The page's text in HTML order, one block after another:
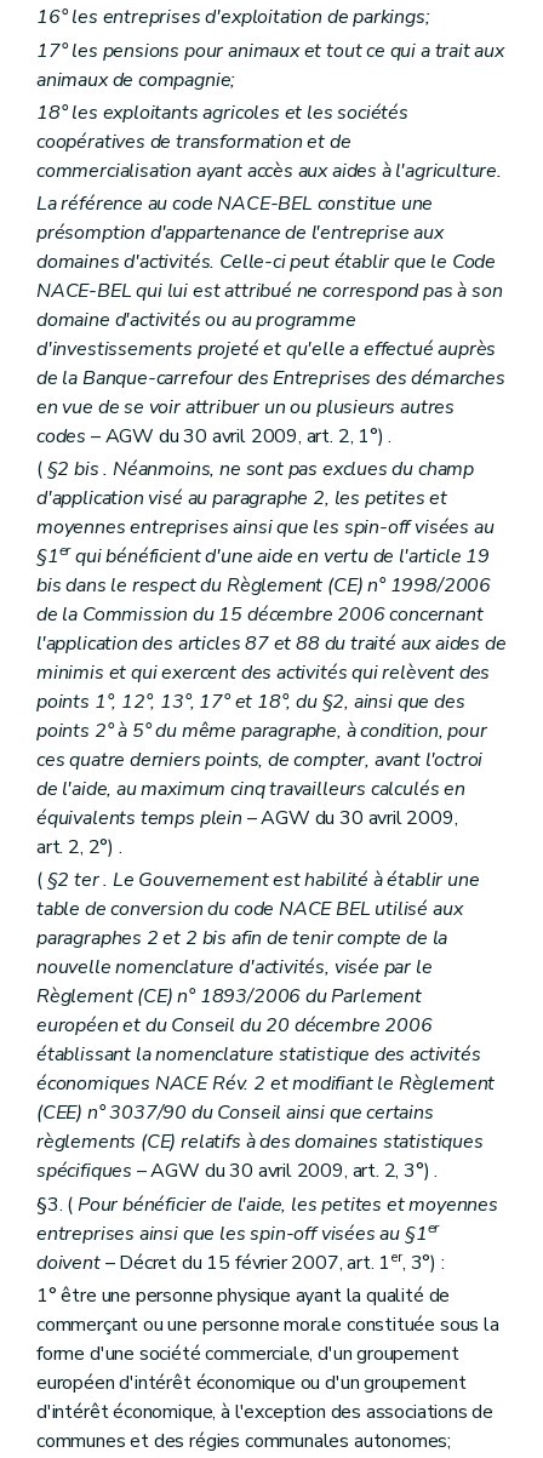
16° les entreprises d'exploitation de parkings;
17° les pensions pour animaux et tout ce qui a trait aux
animaux de compagnie;
18° les exploitants agricoles et les sociétés
coopératives de transformation et de
commercialisation ayant accès aux aides à l'agriculture.
La référence au code NACE-BEL constitue une
présomption d'appartenance de l'entreprise aux
domaines d'activités. Celle-ci peut établir que le Code
NACE-BEL qui lui est attribué ne correspond pas à son
domaine d'activités ou au programme
d'investissements projeté et qu'elle a effectué auprès
de la Banque-carrefour des Entreprises des démarches
en vue de se voir attribuer un ou plusieurs autres
codes – AGW du 30 avril 2009, art. 2, 1°) .
( §2bis. Néanmoins, ne sont pas exclues du champ
d'application visé au paragraphe 2, les petites et
moyennes entreprises ainsi que les spin-off visées au
§1erqui bénéficient d'une aide en vertu de l'article 19
bisdans le respect du Règlement (CE) n° 1998/2006
de la Commission du 15 décembre 2006 concernant
l'application des articles 87 et 88 du traité aux aides de
minimis et qui exercent des activités qui relèvent des
points 1°, 12°, 13°, 17° et 18°, du §2, ainsi que des
points 2° à 5° du même paragraphe, à condition, pour
ces quatre derniers points, de compter, avant l'octroi
de l'aide, au maximum cinq travailleurs calculés en
équivalents temps plein – AGW du 30 avril 2009,
art. 2, 2°) .
( §2ter. Le Gouvernement est habilité à établir une
table de conversion du code NACE BEL utilisé aux
paragraphes 2 et 2 bis afin de tenir compte de la
nouvelle nomenclature d'activités, visée par le
Règlement (CE) n° 1893/2006 du Parlement
européen et du Conseil du 20 décembre 2006
établissant la nomenclature statistique des activités
économiques NACE Rév. 2 et modifiant le Règlement
(CEE) n° 3037/90 du Conseil ainsi que certains
règlements (CE) relatifs à des domaines statistiques
spécifiques – AGW du 30 avril 2009, art. 2, 3°) .
§3. (Pour bénéficier de l'aide, les petites et moyennes
entreprises ainsi que les spin-off visées au §1er
doivent– Décret du 15 février 2007, art. 1er, 3°) :
1° être une personne physique ayant la qualité de
commerçant ou une personne morale constituée sous la
forme d'une société commerciale, d'un groupement
européen d'intérêt économique ou d'un groupement
d'intérêt économique, à l'exception des associations de
communes et des régies communales autonomes;